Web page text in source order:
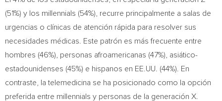
(51%) y los millennials (54%), recurre principalmente a salas de
urgencias o clínicas de atención rápida para resolver sus
necesidades médicas. Este patrón es más frecuente entre
hombres (46%), personas afroamericanas (47%), asiático-
estadounidenses (45%) e hispanos en EE.UU. (44%). En
contraste, la telemedicina se ha posicionado como la opción
preferida entre millennials y personas de la generación X.